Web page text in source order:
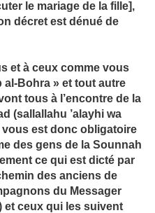
le mariage de la fille],
décret est dénué de
et à ceux comme vous
al-Bohra » et tout autre
tous à l’encontre de la
(sallallahu ’alayhi wa
vous est donc obligatoire
des gens de la Sounnah
ce qui est dicté par
des anciens de
du Messager
et ceux qui les suivent